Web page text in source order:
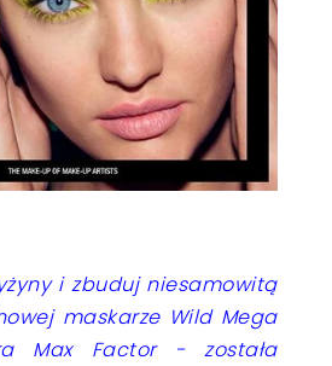
i zbuduj niesamowitą
maskarze Wild Mega
Max Factor - została